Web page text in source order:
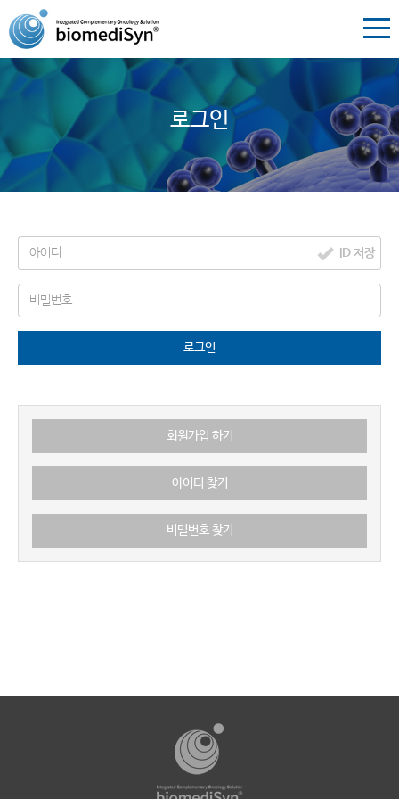
로그인
ID 저장
로그인
회원가입 하기
아이디 찾기
비밀번호 찾기